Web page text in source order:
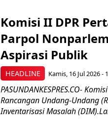
HEADLINE
Komisi II DPR
Parpol
Aspirasi Publik
Kamis, 16 Jul 2026 -
PASUNDANKESPRES.CO-
Rancangan Undang-Undang
Inventarisasi Masalah